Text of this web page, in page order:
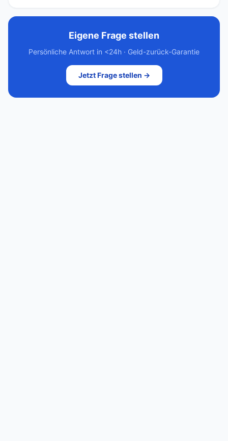
Eigene Frage stellen
Persönliche Antwort in <24h · Geld-zurück-Garantie
Jetzt Frage stellen →